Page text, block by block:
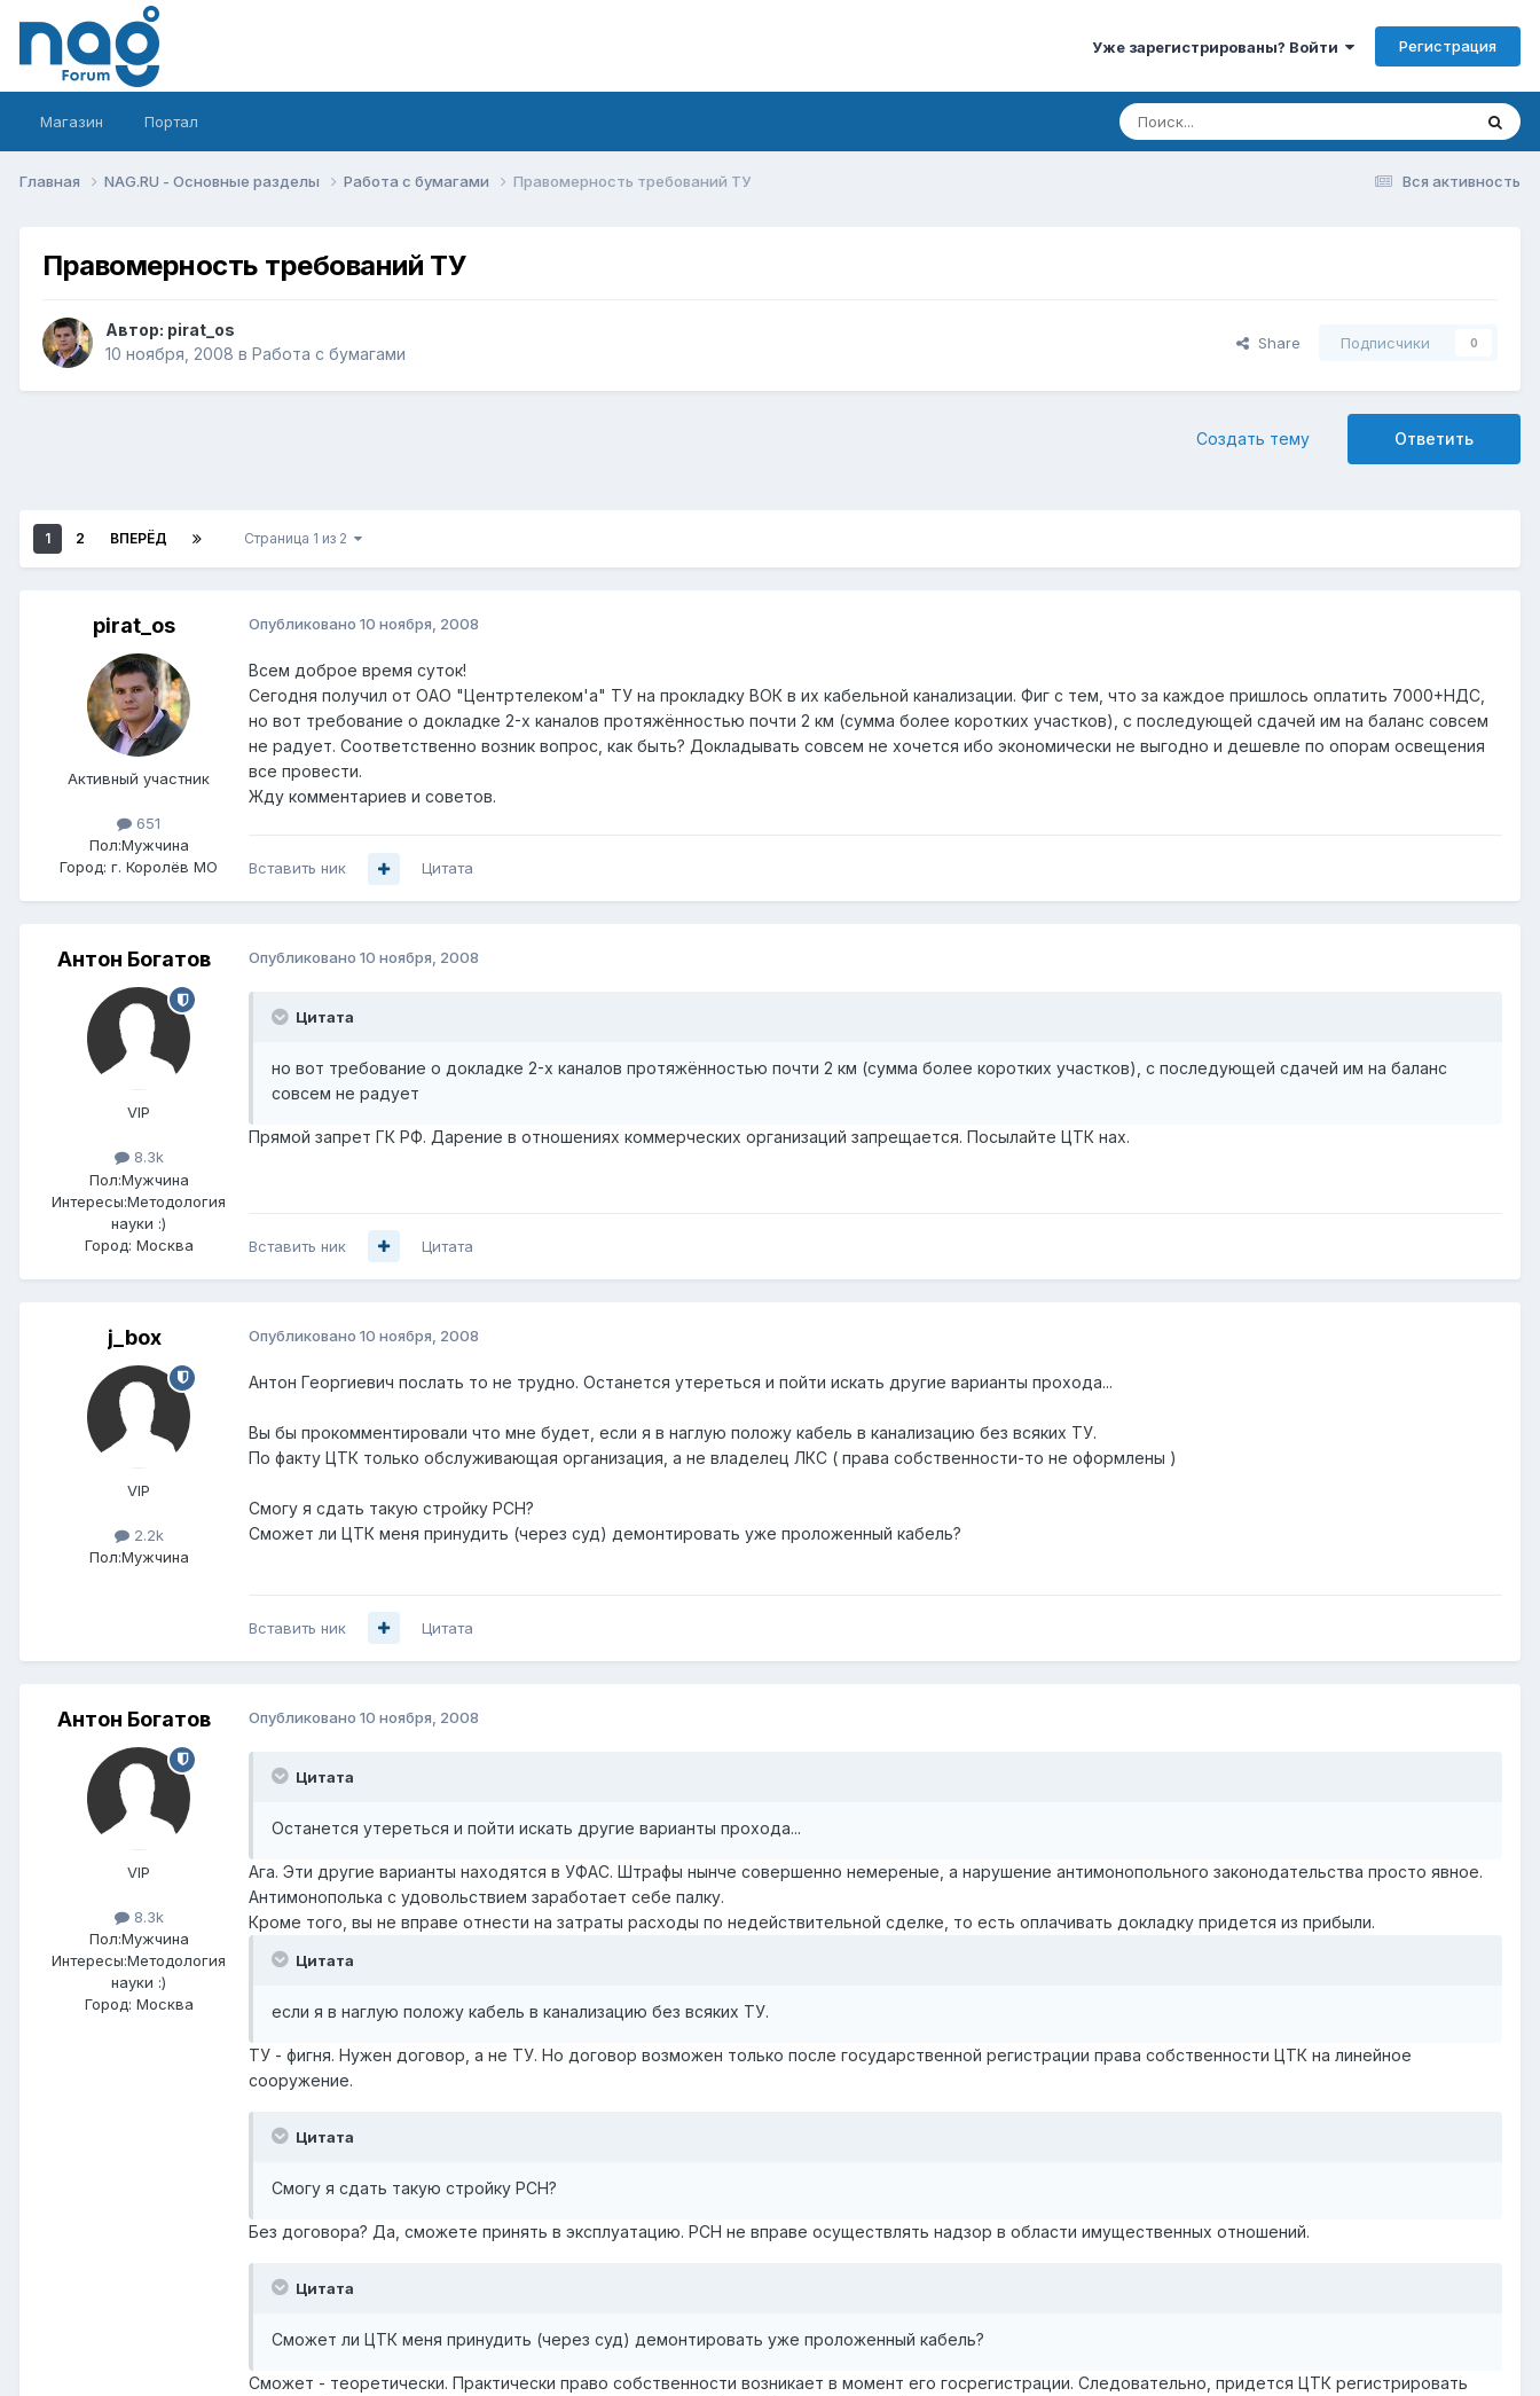
Уже зарегистрированы? Войти Регистрация
Магазин Портал
Вся активность
Главная NAG.RU - Основные разделы Работа с бумагами Правомерность требований ТУ
Правомерность требований ТУ
Автор: pirat_os
10 ноября, 2008 в Работа с бумагами
Share Подписчики 0
Ответить
Создать тему
1 2 ВПЕРЁД Страница 1 из 2
pirat_os
Активный участник
651
Пол:Мужчина
Город: г. Королёв МО
Опубликовано 10 ноября, 2008
Всем доброе время суток!
Сегодня получил от ОАО "Центртелеком'а" ТУ на прокладку ВОК в их кабельной канализации. Фиг с тем, что за каждое пришлось оплатить 7000+НДС,
но вот требование о докладке 2-х каналов протяжённостью почти 2 км (сумма более коротких участков), с последующей сдачей им на баланс совсем
не радует. Соответственно возник вопрос, как быть? Докладывать совсем не хочется ибо экономически не выгодно и дешевле по опорам освещения
все провести.
Жду комментариев и советов.
Вставить ник Цитата
Антон Богатов
VIP
8.3k
Пол:Мужчина
Интересы:Методология
науки :)
Город: Москва
Опубликовано 10 ноября, 2008
Цитата
но вот требование о докладке 2-х каналов протяжённостью почти 2 км (сумма более коротких участков), с последующей сдачей им на баланс
совсем не радует
Прямой запрет ГК РФ. Дарение в отношениях коммерческих организаций запрещается. Посылайте ЦТК нах.
Вставить ник Цитата
j_box
VIP
2.2k
Пол:Мужчина
Опубликовано 10 ноября, 2008
Антон Георгиевич послать то не трудно. Останется утереться и пойти искать другие варианты прохода...
Вы бы прокомментировали что мне будет, если я в наглую положу кабель в канализацию без всяких ТУ.
По факту ЦТК только обслуживающая организация, а не владелец ЛКС ( права собственности-то не оформлены )
Смогу я сдать такую стройку РСН?
Сможет ли ЦТК меня принудить (через суд) демонтировать уже проложенный кабель?
Вставить ник Цитата
Антон Богатов
VIP
8.3k
Пол:Мужчина
Интересы:Методология
науки :)
Город: Москва
Опубликовано 10 ноября, 2008
Цитата
Останется утереться и пойти искать другие варианты прохода...
Ага. Эти другие варианты находятся в УФАС. Штрафы нынче совершенно немереные, а нарушение антимонопольного законодательства просто явное.
Антимонополька с удовольствием заработает себе палку.
Кроме того, вы не вправе отнести на затраты расходы по недействительной сделке, то есть оплачивать докладку придется из прибыли.
Цитата
если я в наглую положу кабель в канализацию без всяких ТУ.
ТУ - фигня. Нужен договор, а не ТУ. Но договор возможен только после государственной регистрации права собственности ЦТК на линейное
сооружение.
Цитата
Смогу я сдать такую стройку РСН?
Без договора? Да, сможете принять в эксплуатацию. РСН не вправе осуществлять надзор в области имущественных отношений.
Цитата
Сможет ли ЦТК меня принудить (через суд) демонтировать уже проложенный кабель?
Сможет - теоретически. Практически право собственности возникает в момент его госрегистрации. Следовательно, придется ЦТК регистрировать